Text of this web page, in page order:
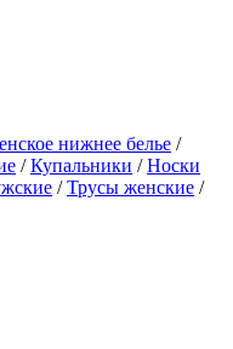
нижнее белье /
/Купальники /Носки
/Трусы женские /